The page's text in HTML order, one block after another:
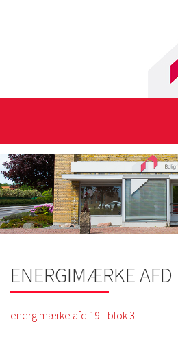
ENERGIMÆRKE
energimærke afd 19 - blok 3